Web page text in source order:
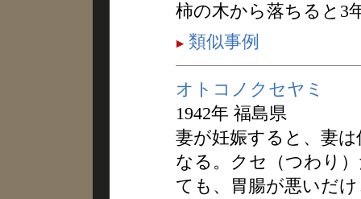
柿の木から落ちると3
類似事例
オトコノクセヤミ
1942年 福島県
妻が妊娠すると、妻
なる。クセ（つわり
ても、胃腸が悪いだ